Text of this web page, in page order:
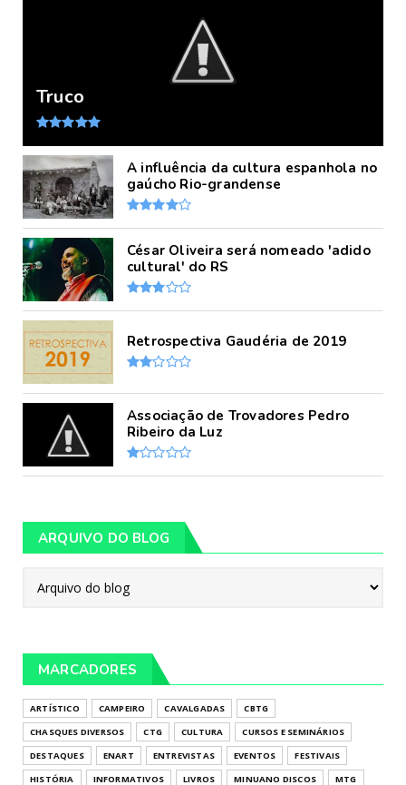
Truco
A influência da cultura espanhola no
gaúcho Rio-grandense
César Oliveira será nomeado 'adido
cultural' do RS
Retrospectiva Gaudéria de 2019
Associação de Trovadores Pedro
Ribeiro da Luz
ARQUIVO DO BLOG
MARCADORES
ARTÍSTICO CAMPEIRO CAVALGADAS
CBTG
CHASQUES DIVERSOS
CTG CULTURA
CURSOS E SEMINÁRIOS
DESTAQUES
ENART ENTREVISTAS EVENTOS
FESTIVAIS
HISTÓRIA
INFORMATIVOS LIVROS MINUANO DISCOS MTG